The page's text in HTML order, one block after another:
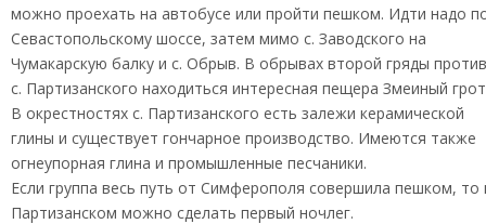
можно проехать на автобусе или пройти пешком. Идти надо
Севастопольскому шоссе, затем мимо с. Заводского на
Чумакарскую балку и с. Обрыв. В обрывах второй гряды против
с. Партизанского находиться интересная пещера Змеиный
В окрестностях с. Партизанского есть залежи керамической
глины и существует гончарное производство. Имеются также
огнеупорная глина и промышленные песчаники.
Если группа весь путь от Симферополя совершила пешком, то
Партизанском можно сделать первый ночлег.